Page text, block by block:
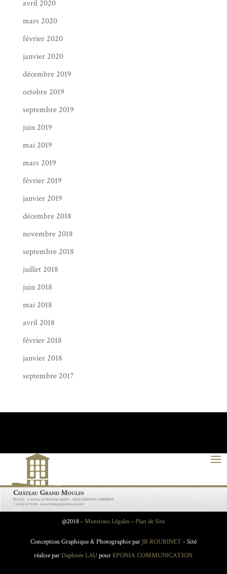
avril 2020
mars 2020
février 2020
janvier 2020
décembre 2019
octobre 2019
septembre 2019
juin 2019
mai 2019
mars 2019
février 2019
janvier 2019
décembre 2018
novembre 2018
septembre 2018
juillet 2018
juin 2018
mai 2018
avril 2018
février 2018
janvier 2018
septembre 2017
@2018 - Mentions Légales - Plan de Site
Conception Graphique & Photographie par JB ROUBINET - Sité
réalise parDaphnée LAUpourEPONIA COMMUNICATION